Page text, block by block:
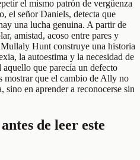
el mismo patrón de vergüenza
el señor Daniels, detecta que
una lucha genuina. A partir de
amistad, acoso entre pares y
Hunt construye una historia
la autoestima y la necesidad de
que parecía un defecto
mostrar que el cambio de Ally no
sino en aprender a reconocerse sin
de leer este